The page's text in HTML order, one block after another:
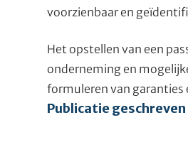
voorzienbaar en
Het opstellen van een
onderneming en
formuleren van garanties
Publicatie